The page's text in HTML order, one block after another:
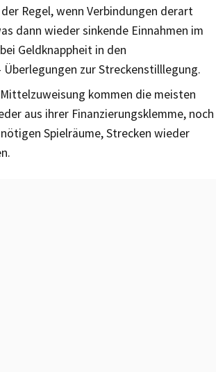
Regel, wenn Verbindungen derart
dann wieder sinkende Einnahmen im
Geldknappheit in den
Überlegungen zur Streckenstilllegung.
kommen die meisten
aus ihrer Finanzierungsklemme, noch
Spielräume, Strecken wieder